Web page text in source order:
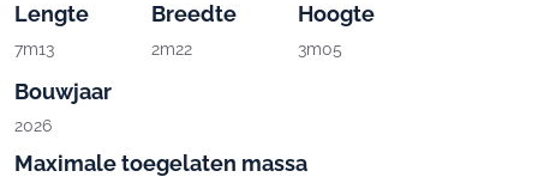
Lengte
7m13
Breedte
2m22
Hoogte
3m05
Bouwjaar
2026
Maximale toegelaten massa